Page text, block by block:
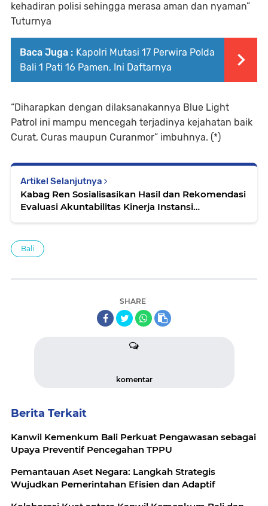
kehadiran polisi sehingga merasa aman dan nyaman”
Tuturnya
Baca Juga : Kapolri Mutasi 17 Perwira Polda
Bali 1 Pati 16 Pamen, Ini Daftarnya
“Diharapkan dengan dilaksanakannya Blue Light
Patrol ini mampu mencegah terjadinya kejahatan baik
Curat, Curas maupun Curanmor” imbuhnya. (*)
Artikel Selanjutnya
Kabag Ren Sosialisasikan Hasil dan Rekomendasi
Evaluasi Akuntabilitas Kinerja Instansi
Bali
SHARE
komentar
Berita Terkait
Kanwil Kemenkum Bali Perkuat Pengawasan sebagai
Upaya Preventif Pencegahan TPPU
Pemantauan Aset Negara: Langkah Strategis
Wujudkan Pemerintahan Efisien dan Adaptif